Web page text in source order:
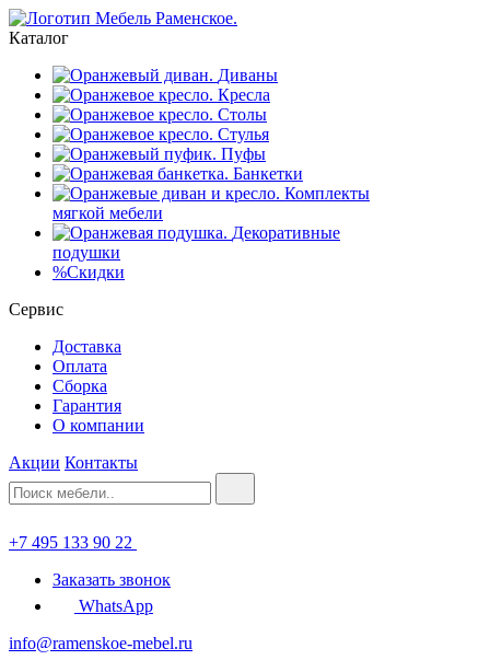
Каталог
Диваны
Кресла
Столы
Стулья
Пуфы
Банкетки
Комплекты
мягкой мебели
Декоративные
подушки
%Скидки
Сервис
Доставка
Оплата
Сборка
Гарантия
О компании
Акции Контакты
+7 495 133 90 22
Заказать звонок
WhatsApp
info@ramenskoe-mebel.ru